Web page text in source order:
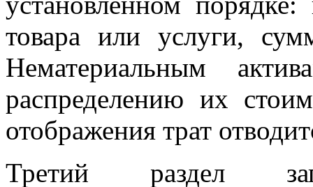
товара или услуги,
Нематериальным
распределению их
отображения трат
Третий раздел